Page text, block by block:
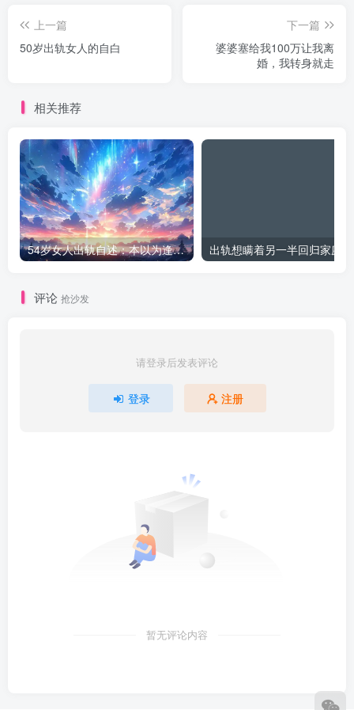
上一篇
50岁出轨女人的自白
下一篇
婆婆塞给我100万让我离
婚，我转身就走
相关推荐
54岁女人出轨自述：本以为逢场作戏
评论 抢沙发
请登录后发表评论
登录 注册
暂无评论内容